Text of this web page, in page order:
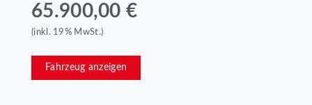
65.900,00 €
(inkl. 19% MwSt.)
Fahrzeug anzeigen